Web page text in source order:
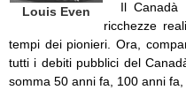
Louis Even
Il Canadà
ricchezze
tempi dei pionieri. Ora,
tutti i debiti pubblici del
somma 50 anni fa, 100 anni